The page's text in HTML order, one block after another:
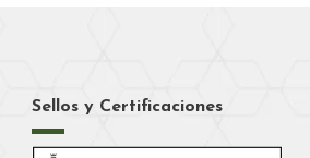
Sellos y Certificaciones